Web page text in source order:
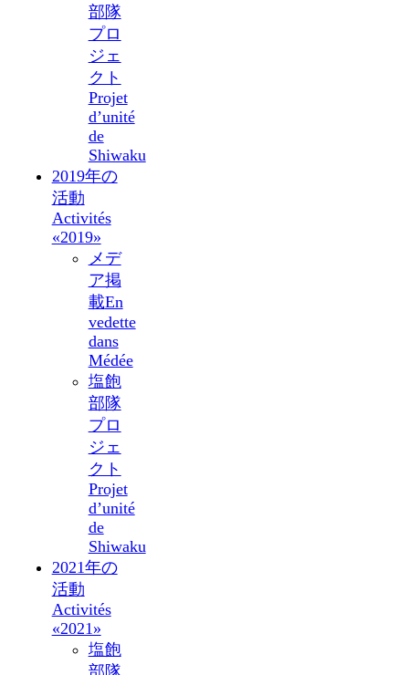
部隊
プロ
ジェ
クト
Projet
d’unité
de
Shiwaku
2019年の
活動
Activités
«2019»
メデ
ア掲
載En
vedette
dans
Médée
塩飽
部隊
プロ
ジェ
クト
Projet
d’unité
de
Shiwaku
2021年の
活動
Activités
«2021»
塩飽
部隊